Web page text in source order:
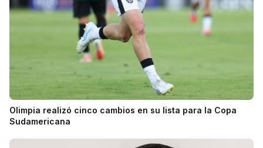
Olimpia realizó cinco cambios en su lista para la Copa
Sudamericana